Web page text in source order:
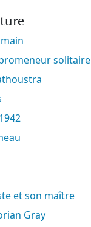
promeneur solitaire
et son maître
Gray